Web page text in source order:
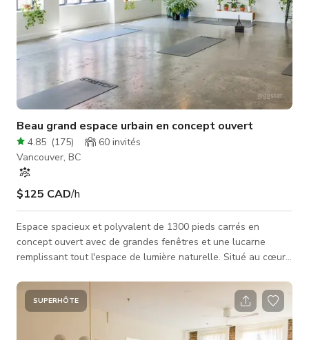
Beau grand espace urbain en concept ouvert
4.85 (175) 60 invités
Vancouver, BC
$125 CAD/h
Espace spacieux et polyvalent de 1300 pieds carrés en
concept ouvert avec de grandes fenêtres et une lucarne
remplissant tout l'espace de lumière naturelle. Situé au cœur
photo-vidéo, événements privés, réunions d'affaires, ateliers,
activités artistiques, expositions éphémères et activités
similaires. (Note : les premières images du carrousel montrent
la couleur de peinture et l'aspect actuel du studio.) C'est un
SUPERHÔTE